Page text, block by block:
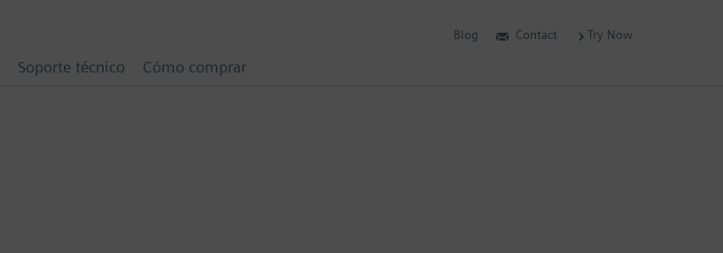
Blog Contact Try Now
Soporte técnico Cómo comprar